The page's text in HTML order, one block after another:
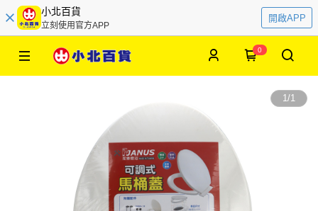
小北百貨
立刻使用官方APP
開啟APP
0
1/1